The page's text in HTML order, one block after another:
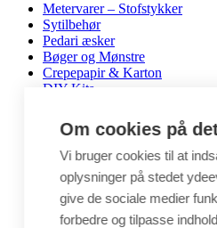
Metervarer – Stofstykker
Sytilbehør
Pedari æsker
Bøger og Mønstre
Crepepapir & Karton
DIY Kits
Interiør / Puder
Unika / Accessories
Garn
Perler & smykkedele
Tegne & maleartikler
Gavekort
Byggesæt
Om cookies på
Vi bruger cookies til at
oplysninger på stedet
give de sociale medier
forbedre og tilpasse